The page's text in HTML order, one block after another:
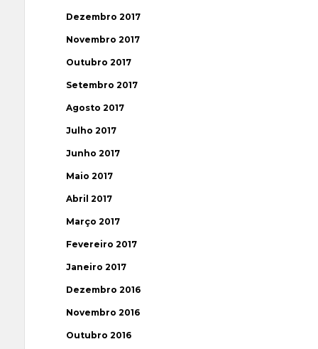
Dezembro 2017
Novembro 2017
Outubro 2017
Setembro 2017
Agosto 2017
Julho 2017
Junho 2017
Maio 2017
Abril 2017
Março 2017
Fevereiro 2017
Janeiro 2017
Dezembro 2016
Novembro 2016
Outubro 2016